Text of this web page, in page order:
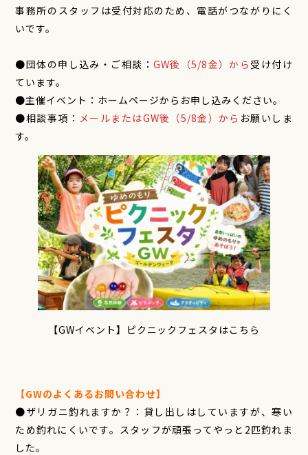
事務所のスタッフは受付対応のため、電話がつながりにく
いです。
●団体の申し込み・ご相談： GW後（5/8金）から 受け付け
ています。
●主催イベント：ホームページからお申し込みください。
●相談事項： メールまたはGW後（5/8金）から お願いしま
す。
【GWイベント】ピクニックフェスタはこちら
【GWのよくあるお問い合わせ】
●ザリガニ釣れますか？：貸し出しはしていますが、寒い
ため釣れにくいです。スタッフが頑張ってやっと2匹釣れま
した。